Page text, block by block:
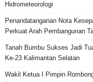
Hidrometeorologi
Penandatanganan Nota
Perkuat Arah Pembangunan
Tanah Bumbu Sukses Jadi
Ke-23 Kalimantan Selatan
Wakil Ketua I Pimpin